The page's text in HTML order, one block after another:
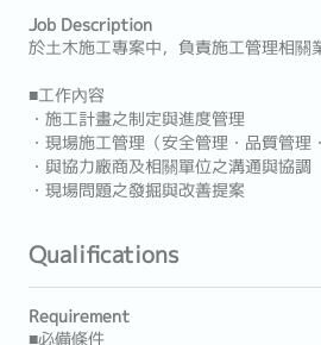
Job Description
於土木施工專案中，負責施工管理相關
■工作內容
・施工計畫之制定與進度管理
・現場施工管理（安全管理・品質管理
・與協力廠商及相關單位之溝通與協調
・現場問題之發掘與改善提案
Qualifications
Requirement
■必備條件